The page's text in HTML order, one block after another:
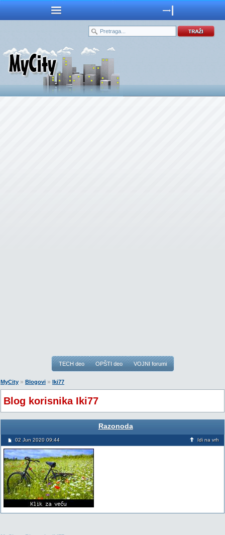
TECH deo OPŠTI deo VOJNI forumi
MyCity » Blogovi » Iki77
Blog korisnika Iki77
Razonoda
02 Jun 2020 09:44 Idi na vrh